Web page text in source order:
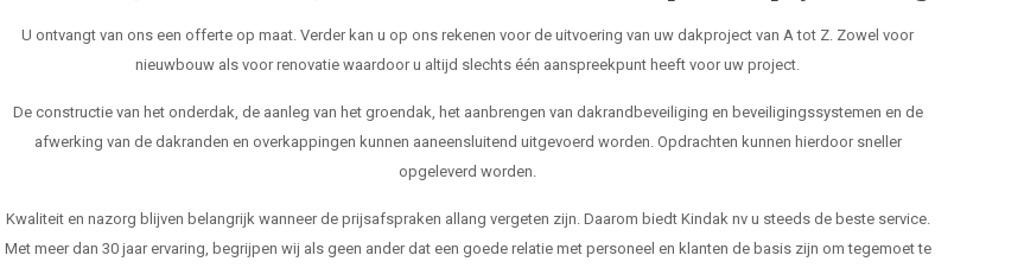
U ontvangt van ons een offerte op maat. Verder kan u op ons rekenen voor de uitvoering van uw dakproject van A tot Z. Zowel voor
nieuwbouw als voor renovatie waardoor u altijd slechts één aanspreekpunt heeft voor uw project.
De constructie van het onderdak, de aanleg van het groendak, het aanbrengen van dakrandbeveiliging en beveiligingssystemen en de
afwerking van de dakranden en overkappingen kunnen aaneensluitend uitgevoerd worden. Opdrachten kunnen hierdoor sneller
opgeleverd worden.
Kwaliteit en nazorg blijven belangrijk wanneer de prijsafspraken allang vergeten zijn. Daarom biedt Kindak nv u steeds de beste service.
Met meer dan 30 jaar ervaring, begrijpen wij als geen ander dat een goede relatie met personeel en klanten de basis zijn om tegemoet te